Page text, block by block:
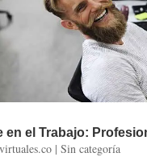
en el Trabajo:
| Sin categoría